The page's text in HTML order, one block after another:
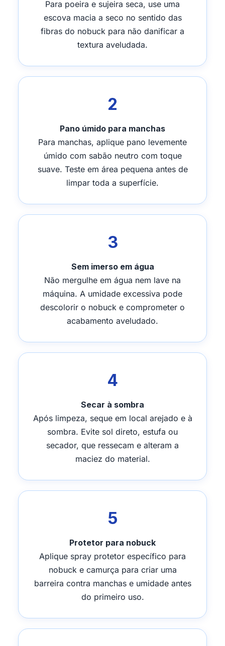
Para poeira e sujeira seca, use uma
escova macia a seco no sentido das
fibras do nobuck para não danificar a
textura aveludada.
2
Pano úmido para manchas
Para manchas, aplique pano levemente
úmido com sabão neutro com toque
suave. Teste em área pequena antes de
limpar toda a superfície.
3
Sem imerso em água
Não mergulhe em água nem lave na
máquina. A umidade excessiva pode
descolorir o nobuck e comprometer o
acabamento aveludado.
4
Secar à sombra
Após limpeza, seque em local arejado e à
sombra. Evite sol direto, estufa ou
secador, que ressecam e alteram a
maciez do material.
5
Protetor para nobuck
Aplique spray protetor específico para
nobuck e camurça para criar uma
barreira contra manchas e umidade antes
do primeiro uso.